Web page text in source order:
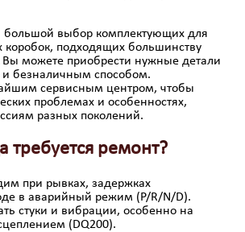
большой выбор комплектующих для
коробок, подходящих большинству
можете приобрести нужные детали
и безналичным способом.
сервисным центром, чтобы
проблемах и особенностях,
разных поколений.
требуется ремонт?
при рывках, задержках
в аварийный режим (P/R/N/D).
стуки и вибрации, особенно на
(DQ200).